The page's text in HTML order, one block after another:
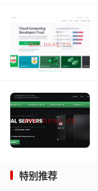
特别推荐